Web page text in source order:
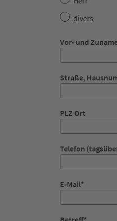
divers
Vor- und
Straße,
PLZ Ort
Telefon
E-Mail*